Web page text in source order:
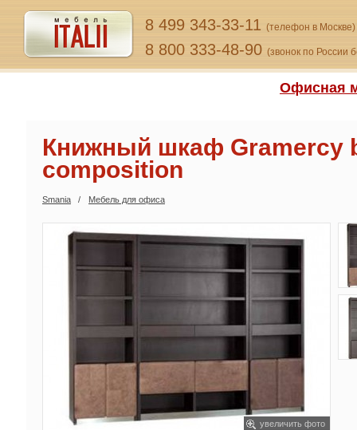
8 499 343-33-11 (телефон в Москве)
8 800 333-48-90 (звонок по России
Офисная
Книжный шкаф Gramercy
composition
Smania Мебель для офиса
увеличить фото